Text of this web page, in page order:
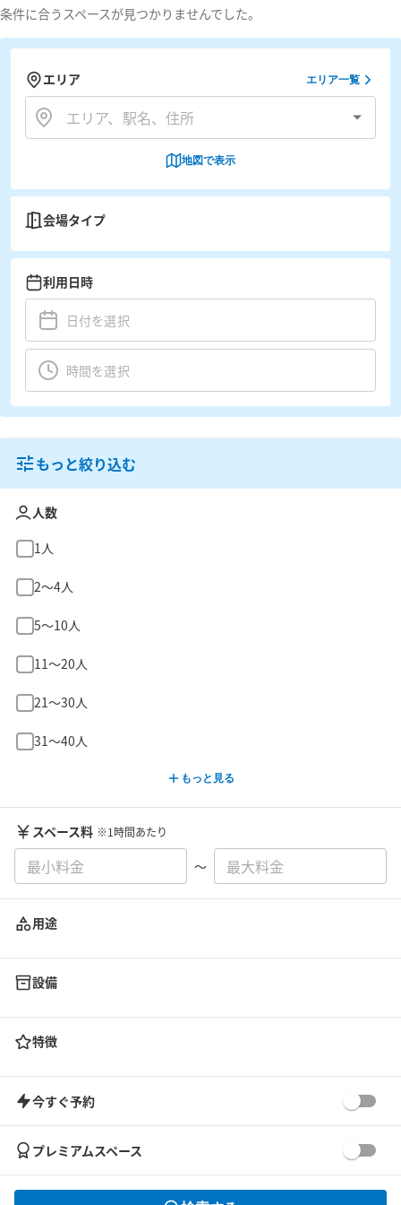
条件に合うスペースが見つかりませんでした。
エリア エリア一覧
地図で表示
会場タイプ
利用日時
もっと絞り込む
人数
1人
2〜4人
5〜10人
11〜20人
21〜30人
31〜40人
もっと見る
スペース料 ※1時間あたり
〜
用途
設備
特徴
今すぐ予約
プレミアムスペース